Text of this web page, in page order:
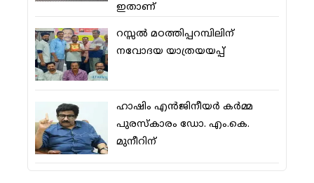
ഇതാണ്
റസ്സല്‍ മഠത്തിപ്പറമ്പിലിന്
നവോദയ യാത്രയയപ്പ്
ഹാഷിം എന്‍ജിനീയര്‍ കര്‍മ്മ
പുരസ്‌കാരം ഡോ. എം.കെ.
മുനീറിന്